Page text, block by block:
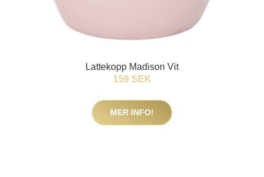
Lattekopp Madison Vit
159 SEK
MER INFO!